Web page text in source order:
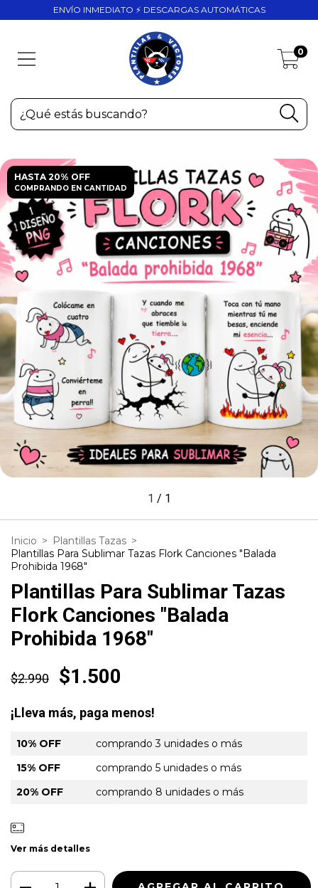
ENVÍO INMEDIATO ⚡ DESCARGAS AUTOMÁTICAS
0
HASTA 20% OFF
COMPRANDO EN CANTIDAD
1 / 1
Inicio > Plantillas Tazas >
Plantillas Para Sublimar Tazas Flork Canciones "Balada
Prohibida 1968"
Plantillas Para Sublimar Tazas
Flork Canciones "Balada
Prohibida 1968"
$2.990 $1.500
¡Lleva más, paga menos!
10% OFF
comprando 3 unidades o más
15% OFF
comprando 5 unidades o más
20% OFF
comprando 8 unidades o más
Ver más detalles